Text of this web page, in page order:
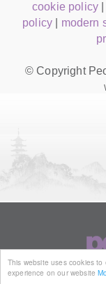
This website uses cookies
experience on our website
cookie policy
policy
modern
© Copyright